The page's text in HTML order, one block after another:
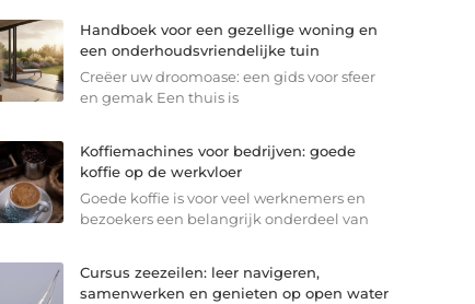
Handboek voor een gezellige woning en
een onderhoudsvriendelijke tuin
Creëer uw droomoase: een gids voor sfeer
en gemak Een thuis is
Koffiemachines voor bedrijven: goede
koffie op de werkvloer
Goede koffie is voor veel werknemers en
bezoekers een belangrijk onderdeel van
Cursus zeezeilen: leer navigeren,
samenwerken en genieten op open water